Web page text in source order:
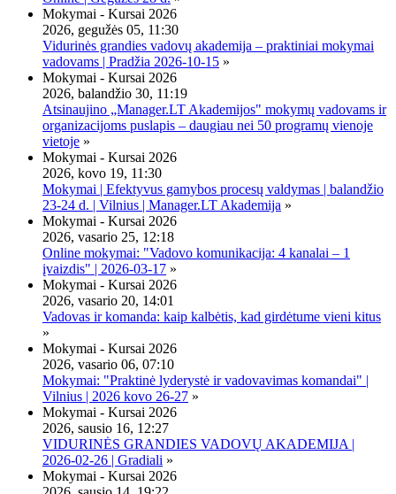
Mokymai - Kursai 2026
2026, gegužės 05, 11:30
Vidurinės grandies vadovų akademija – praktiniai mokymai
vadovams | Pradžia 2026-10-15 »
Mokymai - Kursai 2026
2026, balandžio 30, 11:19
Atsinaujino „Manager.LT Akademijos" mokymų vadovams ir
organizacijoms puslapis – daugiau nei 50 programų vienoje
vietoje »
Mokymai - Kursai 2026
2026, kovo 19, 11:30
Mokymai | Efektyvus gamybos procesų valdymas | balandžio
23-24 d. | Vilnius | Manager.LT Akademija »
Mokymai - Kursai 2026
2026, vasario 25, 12:18
Online mokymai: "Vadovo komunikacija: 4 kanalai – 1
įvaizdis" | 2026-03-17 »
Mokymai - Kursai 2026
2026, vasario 20, 14:01
Vadovas ir komanda: kaip kalbėtis, kad girdėtume vieni kitus
»
Mokymai - Kursai 2026
2026, vasario 06, 07:10
Mokymai: "Praktinė lyderystė ir vadovavimas komandai" |
Vilnius | 2026 kovo 26-27 »
Mokymai - Kursai 2026
2026, sausio 16, 12:27
VIDURINĖS GRANDIES VADOVŲ AKADEMIJA |
2026-02-26 | Gradiali »
Mokymai - Kursai 2026